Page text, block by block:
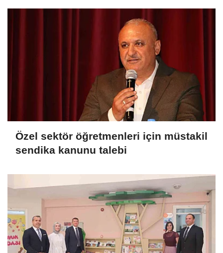
Özel sektör öğretmenleri için müstakil
sendika kanunu talebi